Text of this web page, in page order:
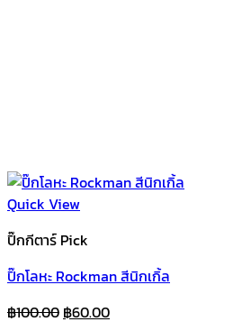
Quick View
ปิ๊กกีตาร์ Pick
ปิ๊กโลหะ Rockman สีนิกเกิ้ล
฿100.00 Original
฿60.00Current